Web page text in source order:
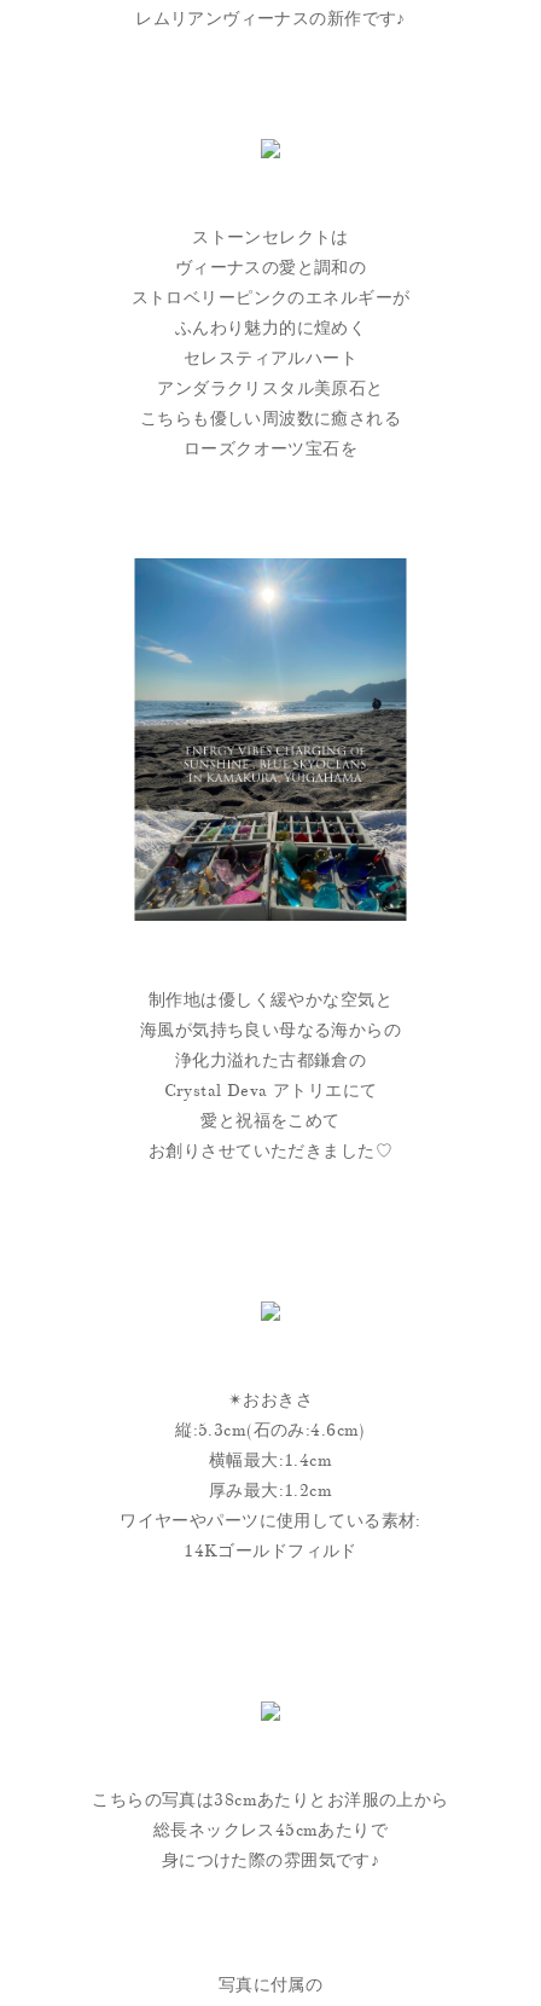
レムリアンヴィーナスの新作です♪
ストーンセレクトは
ヴィーナスの愛と調和の
ストロベリーピンクのエネルギーが
ふんわり魅力的に煌めく
セレスティアルハート
アンダラクリスタル美原石と
こちらも優しい周波数に癒される
ローズクオーツ宝石を
制作地は優しく緩やかな空気と
海風が気持ち良い母なる海からの
浄化力溢れた古都鎌倉の
Crystal Deva アトリエにて
愛と祝福をこめて
お創りさせていただきました♡
✴︎おおきさ
縦:5.3cm(石のみ:4.6cm)
横幅最大:1.4cm
厚み最大:1.2cm
ワイヤーやパーツに使用している素材:
14Kゴールドフィルド
こちらの写真は38cmあたりとお洋服の上から
総長ネックレス45cmあたりで
身につけた際の雰囲気です♪
写真に付属の